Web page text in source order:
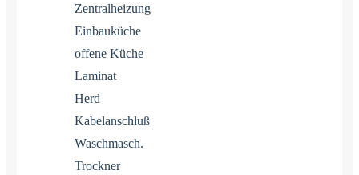
Zentralheizung
Einbauküche
offene Küche
Laminat
Herd
Kabelanschluß
Waschmasch.
Trockner